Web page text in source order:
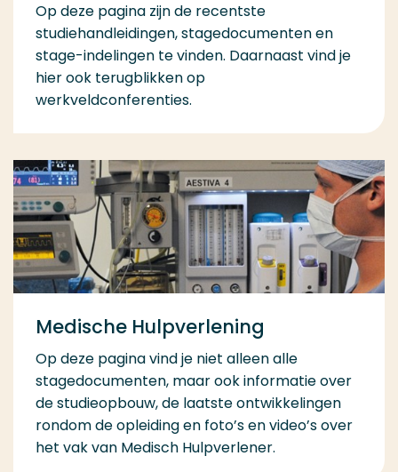
Op deze pagina zijn de recentste
studiehandleidingen, stagedocumenten en
stage-indelingen te vinden. Daarnaast vind je
hier ook terugblikken op
werkveldconferenties.
Medische Hulpverlening
Op deze pagina vind je niet alleen alle
stagedocumenten, maar ook informatie over
de studieopbouw, de laatste ontwikkelingen
rondom de opleiding en foto’s en video’s over
het vak van Medisch Hulpverlener.